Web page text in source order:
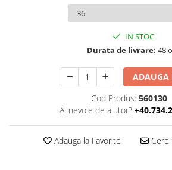
IN STOC
Durata de livrare: 48
ADAUGA
Cod Produs: 560130
Ai nevoie de ajutor?
Adauga la Favorite Cere